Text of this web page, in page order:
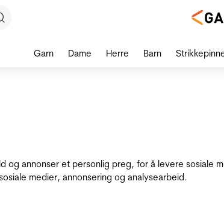
og annonser et personlig preg, for å levere
medier, annonsering og analysearbeid.
Garn Dame Herre Barn